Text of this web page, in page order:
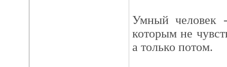
Умный человек
которым не
а только потом.